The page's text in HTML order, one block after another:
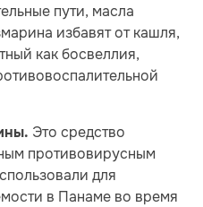
пути, масла
избавят от кашля,
как босвеллия,
Это средство
противовирусным
для
в Панаме во время